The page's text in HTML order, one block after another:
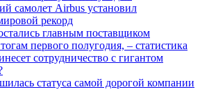
самолет Airbus установил
рекорд
главным поставщиком
первого полугодия, – статистика
сотрудничество с гигантом
статуса самой дорогой компании